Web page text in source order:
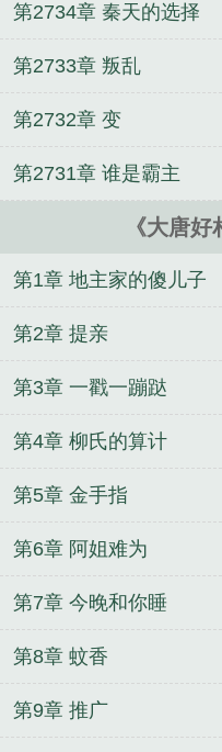
第2734章 秦天的选择
第2733章 叛乱
第2732章 变
第2731章 谁是霸主
《大唐
第1章 地主家的傻儿子
第2章 提亲
第3章 一戳一蹦跶
第4章 柳氏的算计
第5章 金手指
第6章 阿姐难为
第7章 今晚和你睡
第8章 蚊香
第9章 推广